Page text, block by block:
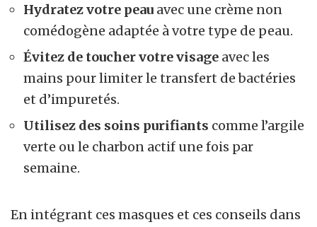
Hydratez votre peau avec une crème non
comédogène adaptée à votre type de peau.
Évitez de toucher votre visage avec les
mains pour limiter le transfert de bactéries
et d’impuretés.
Utilisez des soins purifiants comme l’argile
verte ou le charbon actif une fois par
semaine.
En intégrant ces masques et ces conseils dans